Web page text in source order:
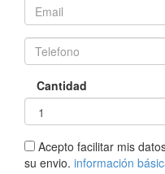
Cantidad
Acepto facilitar mis
su envio. información